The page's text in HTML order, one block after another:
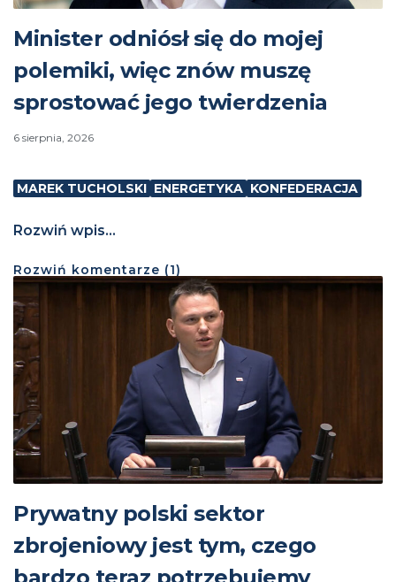
Minister odniósł się do mojej
polemiki, więc znów muszę
sprostować jego twierdzenia
6 sierpnia, 2026
MAREK TUCHOLSKI ENERGETYKA KONFEDERACJA
Rozwiń wpis...
Rozwiń komentarze (1)
Prywatny polski sektor
zbrojeniowy jest tym, czego